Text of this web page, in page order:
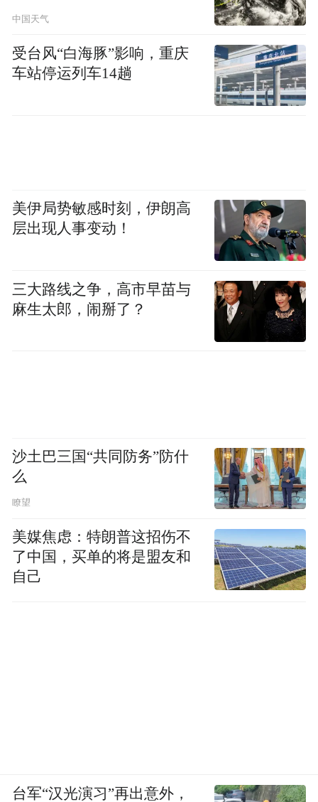
代就已经成了中国的知名品牌。
在步步高创始人段永平的支持下，OPPO在
2008年杀入中国手机市场，而当时正是智能
高，vivo销量在中国排第二）的销量相加，
它们已经可以超越苹果升至全球第二了。
OPPO的迅速崛起也引发了一场大讨论，原本
风风火火的互联网思维真的不行了吗？小米
和乐视等品牌未来还有机会翻身吗？
差的入门机，大家纷纷开始购买中端产品，
而小米在这类市场上毫无还手之力。此外，
其互联网模式无法渗透到农村，在大城市它
量开始逐渐下滑。（编译/吕佳辉）
想看更多国外有意思的、新奇的科技新闻？
中国天气
受台风“白海豚”影响，重庆
车站停运列车14趟
美伊局势敏感时刻，伊朗高
层出现人事变动！
三大路线之争，高市早苗与
麻生太郎，闹掰了？
沙土巴三国“共同防务”防什
么
瞭望
美媒焦虑：特朗普这招伤不
了中国，买单的将是盟友和
自己
台军“汉光演习”再出意外，